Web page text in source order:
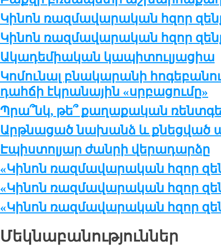
Կինոն ռազմավարական հզոր
Կինոն ռազմավարական հզոր
Ակադեմիական կապիտուլյացիա
Կոմունալ բնակարանի
դահճի էկրանային «սրբացումը»
Պրա՞նկ, թե՞ քաղաքական
Արթնացած նախանձ և քնեցված
Էպիստոլյար ժանրի վերադարձը
«Կինոն ռազմավարական հզոր
«Կինոն ռազմավարական հզոր
«Կինոն ռազմավարական հզոր
Մեկնաբանություններ